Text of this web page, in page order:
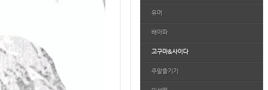
유머
배아파
고구마&사이다
주말즐기기